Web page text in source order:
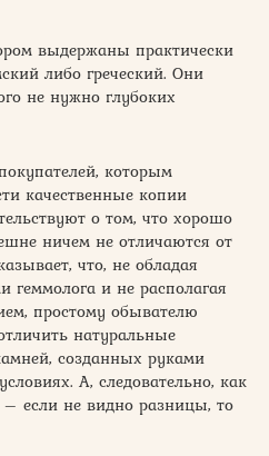
выдержаны практически
либо греческий. Они
не нужно глубоких
которым
качественные копии
о том, что хорошо
ничем не отличаются от
что, не обладая
и не располагая
простому обывателю
натуральные
созданных руками
А, следовательно, как
– если не видно разницы, то